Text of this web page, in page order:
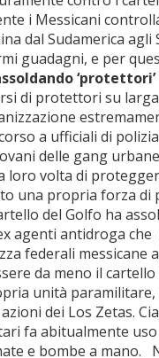
i Messicani
dal Sudamerica agli
guadagni, e per
di protettori su
a ufficiali di
delle gang
loro volta di
una propria forza di
del Golfo ha
agenti antidroga
federali messicane
da meno il
unità paramilitare,
dei Los Zetas.
fa abitualmente
e bombe a mano.